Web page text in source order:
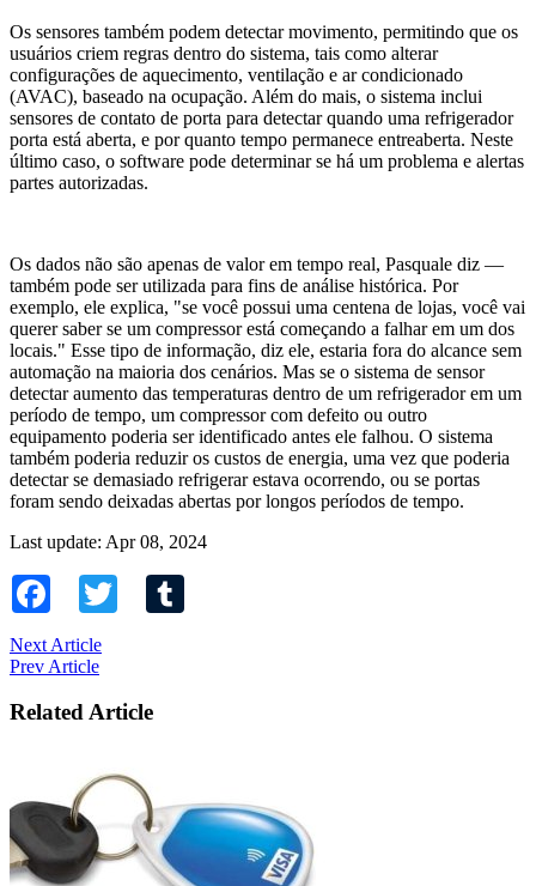
Os sensores também podem detectar movimento, permitindo que os
usuários criem regras dentro do sistema, tais como alterar
configurações de aquecimento, ventilação e ar condicionado
(AVAC), baseado na ocupação. Além do mais, o sistema inclui
sensores de contato de porta para detectar quando uma refrigerador
porta está aberta, e por quanto tempo permanece entreaberta. Neste
último caso, o software pode determinar se há um problema e alertas
partes autorizadas.
Os dados não são apenas de valor em tempo real, Pasquale diz —
também pode ser utilizada para fins de análise histórica. Por
exemplo, ele explica, "se você possui uma centena de lojas, você vai
querer saber se um compressor está começando a falhar em um dos
locais." Esse tipo de informação, diz ele, estaria fora do alcance sem
automação na maioria dos cenários. Mas se o sistema de sensor
detectar aumento das temperaturas dentro de um refrigerador em um
período de tempo, um compressor com defeito ou outro
equipamento poderia ser identificado antes ele falhou. O sistema
também poderia reduzir os custos de energia, uma vez que poderia
detectar se demasiado refrigerar estava ocorrendo, ou se portas
foram sendo deixadas abertas por longos períodos de tempo.
Last update: Apr 08, 2024
Facebook Twitter
Next Article
Prev Article
Related Article